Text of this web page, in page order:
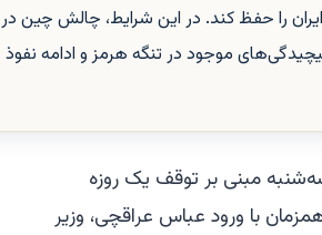
را حفظ کند. در این شرایط، چالش چین در
موجود در تنگه هرمز و ادامه نفوذ
مبنی بر توقف یک روزه
با ورود عباس عراقچی، وزیر